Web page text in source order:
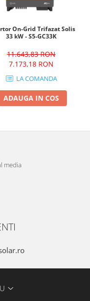
On-Grid Trifazat Solis
33 kW - S5-GC33K
11.643,83 RON
7.173,18 RON
LA COMANDA
ADAUGA IN COS
media